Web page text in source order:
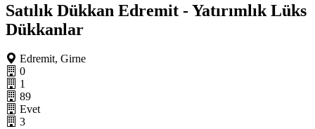
Satılık Dükkan Edremit - Yatırımlık Lüks
Dükkanlar
Edremit, Girne
0
1
89
Evet
3